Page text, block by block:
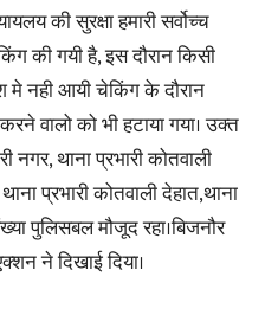
की सुरक्षा हमारी सर्वोच्च
की गयी है, इस दौरान किसी
मे नही आयी चेकिंग के दौरान
वालो को भी हटाया गया। उक्त
थाना प्रभारी कोतवाली
प्रभारी कोतवाली देहात,थाना
पुलिसबल मौजूद रहा।बिजनौर
ने दिखाई दिया।